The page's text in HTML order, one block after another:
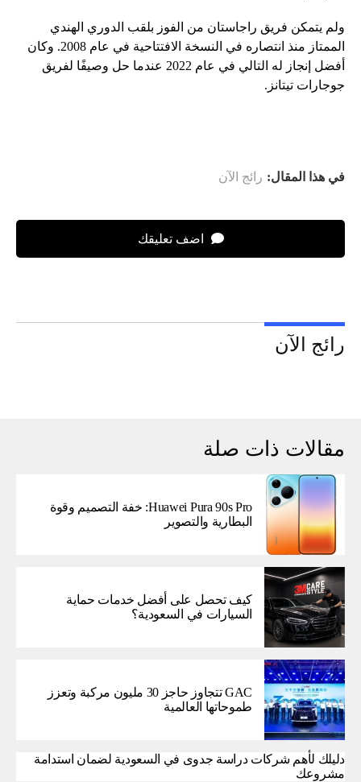
ولم يتمكن فريق راجاستان من الفوز بلقب الدوري الهندي
الممتاز منذ انتصاره في النسخة الافتتاحية في عام 2008. وكان
أفضل إنجاز له التالي في عام 2022 عندما حل وصيفًا لفريق
جوجارات تيتانز.
في هذا المقال: رائج الآن
اضف تعليقك
رائج الآن
مقالات ذات صلة
Huawei Pura 90s Pro: خفة التصميم وقوة
البطارية والتصوير
كيف تحصل على أفضل خدمات حماية
السيارات في السعودية؟
GAC تتجاوز حاجز 30 مليون مركبة وتعزز
طموحاتها العالمية
دليلك لأهم شركات دراسة جدوى في السعودية لضمان استدامة
مشروعك